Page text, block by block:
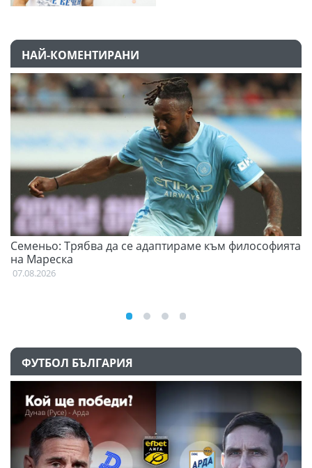
НАЙ-КОМЕНТИРАНИ
Семеньо: Трябва да се адаптираме към философията
на Мареска
07.08.2026
ФУТБОЛ БЪЛГАРИЯ